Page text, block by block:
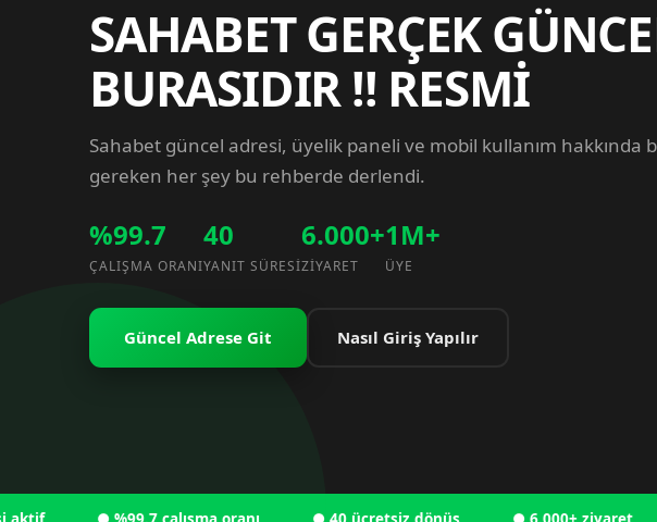
SAHABET GERÇEK
BURASIDIR !! RESMİ
Sahabet güncel adresi, üyelik paneli ve mobil kullanım hakkında
gereken her şey bu rehberde derlendi.
%99.7
ÇALIŞMA ORANI
40
YANIT SÜRESI
6.000+
ZIYARET
1M+
ÜYE
Güncel Adrese Git Nasıl Giriş Yapılır